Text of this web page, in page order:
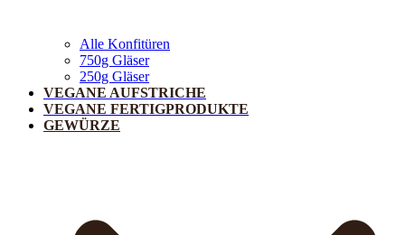
Alle Konfitüren
750g Gläser
250g Gläser
VEGANE AUFSTRICHE
VEGANE FERTIGPRODUKTE
GEWÜRZE